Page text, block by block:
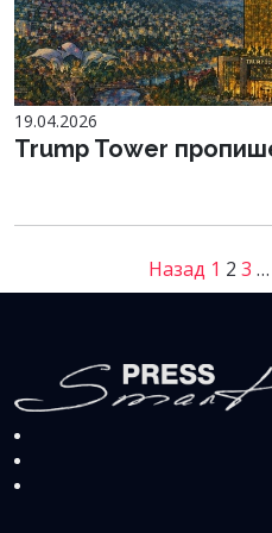
19.04.2026
Trump Tower
Назад 1 2 3 …